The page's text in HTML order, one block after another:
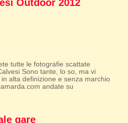
Outdoor 2012
tutte le fotografie scattate
Sono tante, lo so, ma vi
alta definizione e senza marchio
andate su
gare